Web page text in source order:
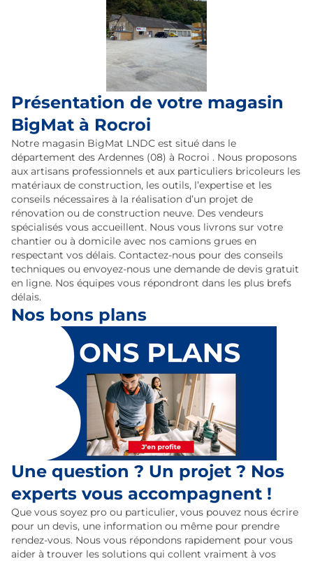
Présentation de votre magasin
BigMat à Rocroi
Notre magasin BigMat LNDC est situé dans le
département des Ardennes (08) à Rocroi . Nous proposons
aux artisans professionnels et aux particuliers bricoleurs les
matériaux de construction, les outils, l’expertise et les
conseils nécessaires à la réalisation d’un projet de
rénovation ou de construction neuve. Des vendeurs
spécialisés vous accueillent. Nous vous livrons sur votre
chantier ou à domicile avec nos camions grues en
respectant vos délais. Contactez-nous pour des conseils
techniques ou envoyez-nous une demande de devis gratuit
en ligne. Nos équipes vous répondront dans les plus brefs
délais.
Nos bons plans
Une question ? Un projet ? Nos
experts vous accompagnent !
Que vous soyez pro ou particulier, vous pouvez nous écrire
pour un devis, une information ou même pour prendre
rendez-vous. Nous vous répondons rapidement pour vous
aider à trouver les solutions qui collent vraiment à vos